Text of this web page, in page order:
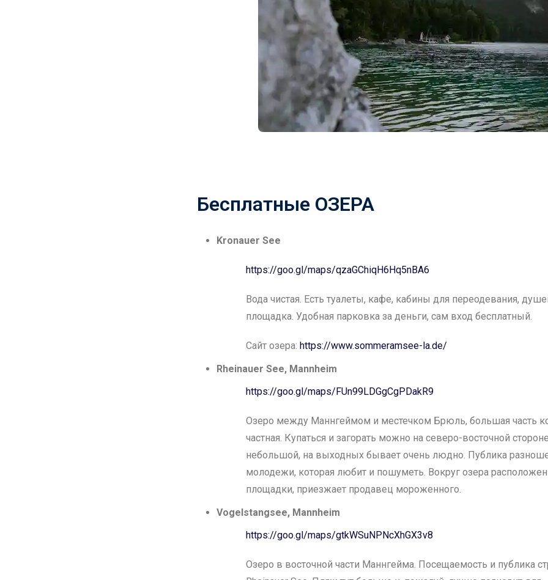
Бесплатные ОЗЕРА
Kronauer See
https://goo.gl/maps/qzaGChiqH6Hq5nBA6
Вода чистая. Есть туалеты, кафе, кабины для переодевания,
площадка. Удобная парковка за деньги, сам вход бесплатный.
Сайт озера: https://www.sommeramsee-la.de/
Rheinauer See, Mannheim
https://goo.gl/maps/FUn99LDGgCgPDakR9
Озеро между Маннгеймом и местечком Брюль, большая часть
частная. Купаться и загорать можно на северо-восточной
небольшой, на выходных бывает очень людно. Публика
молодежи, которая любит и пошуметь. Вокруг озера
площадки, приезжает продавец мороженного.
Vogelstangsee, Mannheim
https://goo.gl/maps/gtkWSuNPNcXhGX3v8
Озеро в восточной части Маннгейма. Посещаемость и публика